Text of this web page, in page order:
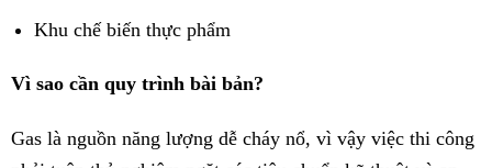
Khu chế biến thực phẩm
Vì sao cần quy trình bài bản?
Gas là nguồn năng lượng dễ cháy nổ, vì vậy việc thi công